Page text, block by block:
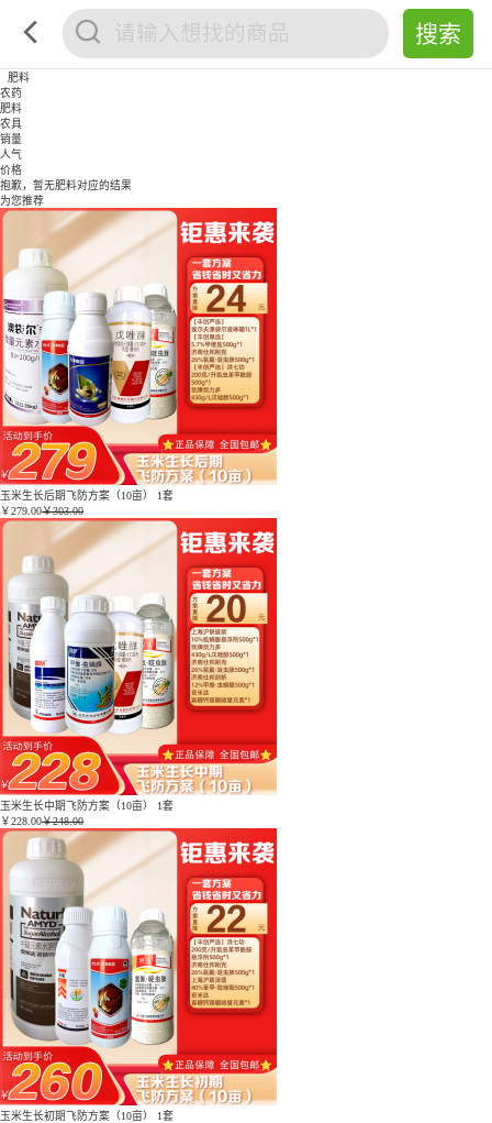
肥料
农药
肥料
农具
销量
人气
价格
抱歉，暂无肥料对应的结果
为您推荐
玉米生长后期飞防方案（10亩） 1套
￥279.00￥303.00
玉米生长中期飞防方案（10亩） 1套
￥228.00￥248.00
玉米生长初期飞防方案（10亩） 1套